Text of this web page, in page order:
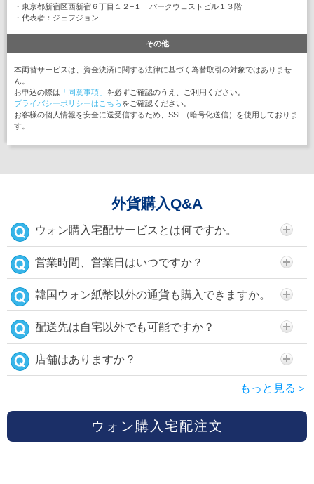
・東京都新宿区西新宿６丁目１２−１ パークウェストビル１３階
・代表者：ジェフジョン
その他
本両替サービスは、資金決済に関する法律に基づく為替取引の対象ではありませ
ん。
お申込の際は 「同意事項」 を必ずご確認のうえ、ご利用ください。
プライバシーポリシーはこちらをご確認ください。
お客様の個人情報を安全に送受信するため、SSL（暗号化送信）を使用しておりま
す。
外貨購入Q&A
ウォン購入宅配サービスとは何ですか。
営業時間、営業日はいつですか？
韓国ウォン紙幣以外の通貨も購入できますか。
配送先は自宅以外でも可能ですか？
店舗はありますか？
もっと見る＞
ウォン購入宅配注文